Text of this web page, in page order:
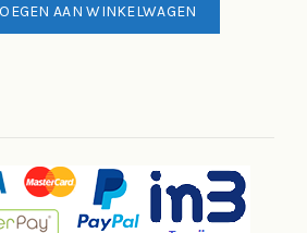
AAN WINKELWAGEN